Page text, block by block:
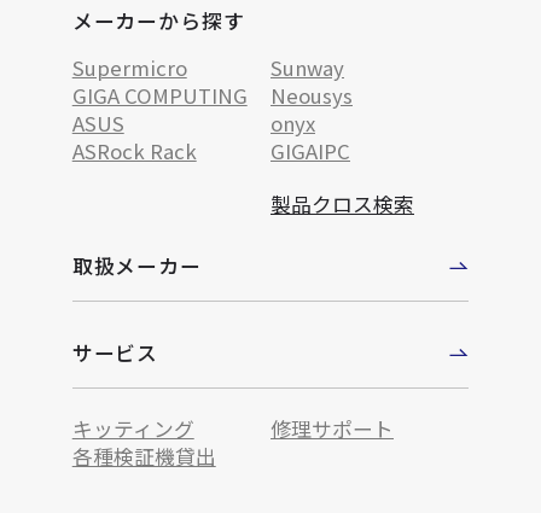
メーカーから探す
Supermicro
Sunway
GIGA COMPUTING
Neousys
ASUS
onyx
ASRock Rack
GIGAIPC
製品クロス検索
取扱メーカー
サービス
キッティング
修理サポート
各種検証機貸出